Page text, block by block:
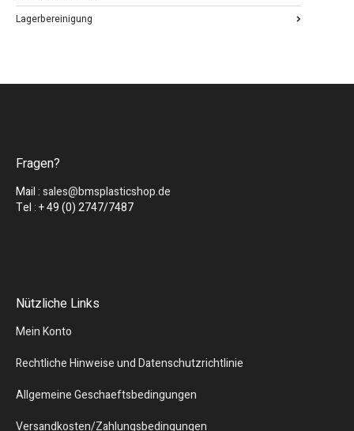
Lagerbereinigung
Fragen?
Mail :sales@bmsplasticshop.de
Tel : + 49 (0) 2747/7487
Nützliche Links
Mein Konto
Rechtliche Hinweise und Datenschutzrichtlinie
Allgemeine Geschaeftsbedingungen
Versandkosten/Zahlungsbedingungen